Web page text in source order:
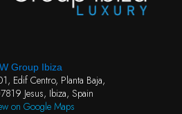
Group Ibiza
Edif Centro, Planta Baja,
Jesus, Ibiza, Spain
on Google Maps